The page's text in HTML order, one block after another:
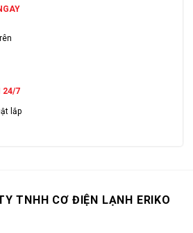
24/7
lắp
TNHH CƠ ĐIỆN LẠNH ERIKO